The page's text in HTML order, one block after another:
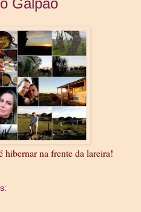
Galpão
na frente da lareira!